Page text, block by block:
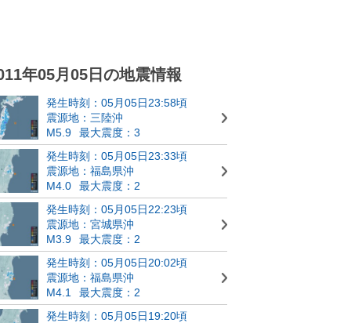
年05月05日の地震情報
発生時刻：05月05日23:58頃
震源地：三陸沖
M5.9
最大震度：3
発生時刻：05月05日23:33頃
震源地：福島県沖
M4.0
最大震度：2
発生時刻：05月05日22:23頃
震源地：宮城県沖
M3.9
最大震度：2
発生時刻：05月05日20:02頃
震源地：福島県沖
M4.1
最大震度：2
発生時刻：05月05日19:20頃